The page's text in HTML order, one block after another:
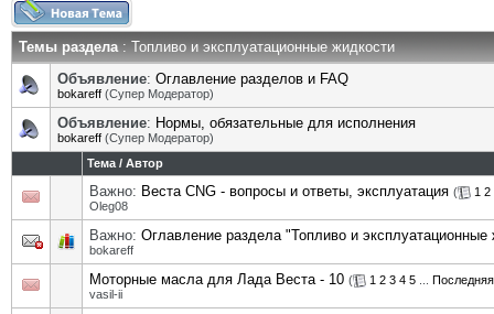
Темы раздела: Топливо и эксплуатационные жидкости
Объявление: Оглавление разделов и FAQ
bokareff (Супер Модератор)
Объявление: Нормы, обязательные для исполнения
bokareff (Супер Модератор)
Тема / Автор
Важно: Веста CNG - вопросы и ответы, эксплуатация ( 1 2
Oleg08
Важно: Оглавление раздела "Топливо и эксплуатационные
bokareff
Моторные масла для Лада Веста - 10 ( 1 2 3 4 5
vasil-ii